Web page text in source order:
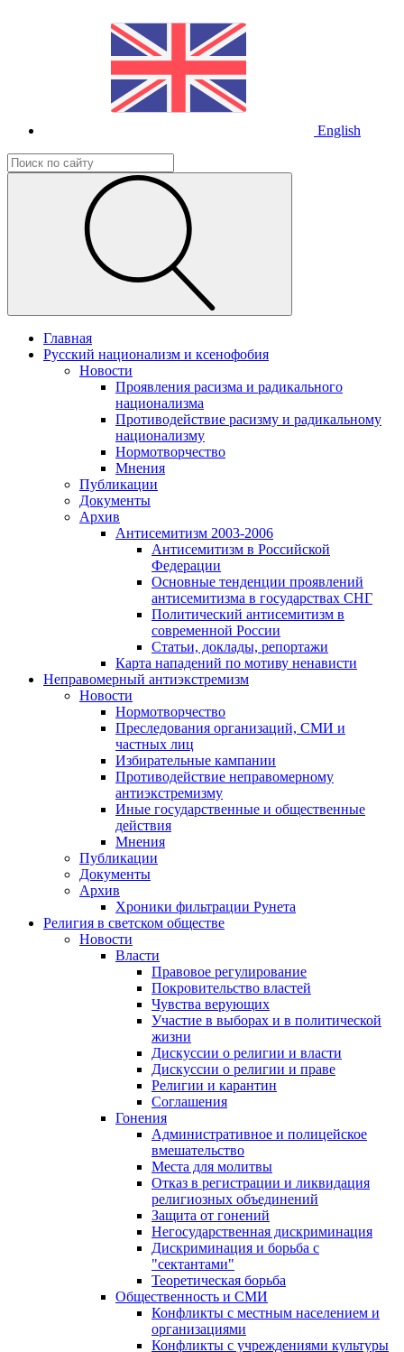
English
Главная
Русский национализм и ксенофобия
Новости
Проявления расизма и радикального
национализма
Противодействие расизму и радикальному
национализму
Нормотворчество
Мнения
Публикации
Документы
Архив
Антисемитизм 2003-2006
Антисемитизм в Российской
Федерации
Основные тенденции проявлений
антисемитизма в государствах СНГ
Политический антисемитизм в
современной России
Статьи, доклады, репортажи
Карта нападений по мотиву ненависти
Неправомерный антиэкстремизм
Новости
Нормотворчество
Преследования организаций, СМИ и
частных лиц
Избирательные кампании
Противодействие неправомерному
антиэкстремизму
Иные государственные и общественные
действия
Мнения
Публикации
Документы
Архив
Хроники фильтрации Рунета
Религия в светском обществе
Новости
Власти
Правовое регулирование
Покровительство властей
Чувства верующих
Участие в выборах и в политической
жизни
Дискуссии о религии и власти
Дискуссии о религии и праве
Религии и карантин
Соглашения
Гонения
Административное и полицейское
вмешательство
Места для молитвы
Отказ в регистрации и ликвидация
религиозных объединений
Защита от гонений
Негосударственная дискриминация
Дискриминация и борьба с
"сектантами"
Теоретическая борьба
Общественность и СМИ
Конфликты с местным населением и
организациями
Конфликты с учреждениями культуры